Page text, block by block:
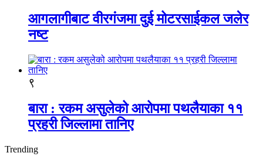
आगलागीबाट वीरगंजमा दुई मोटरसाईकल जलेर
नष्ट
९
बारा : रकम असुलेको आरोपमा पथलैयाका ११
प्रहरी जिल्लामा तानिए
Trending